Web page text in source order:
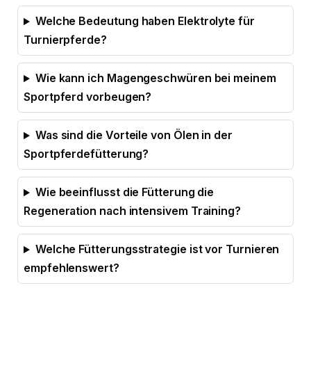
Welche Bedeutung haben Elektrolyte für
Turnierpferde?
Wie kann ich Magengeschwüren bei meinem
Sportpferd vorbeugen?
Was sind die Vorteile von Ölen in der
Sportpferdefütterung?
Wie beeinflusst die Fütterung die
Regeneration nach intensivem Training?
Welche Fütterungsstrategie ist vor Turnieren
empfehlenswert?